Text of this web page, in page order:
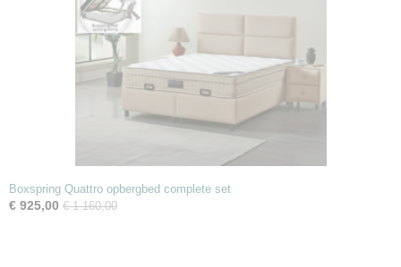
Boxspring Quattro opbergbed complete set
€ 925,00 € 1.160,00